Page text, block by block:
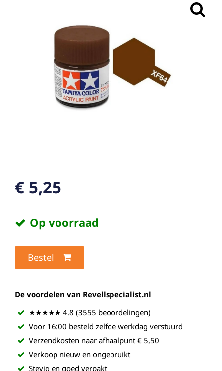
€ 5,25
Op voorraad
Bestel
De voordelen van Revellspecialist.nl
★★★★★ 4.8 (3555 beoordelingen)
Voor 16:00 besteld zelfde werkdag verstuurd
Verzendkosten naar afhaalpunt € 5,50
Verkoop nieuw en ongebruikt
Stevig en goed verpakt